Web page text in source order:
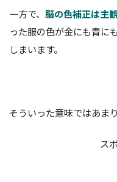
一方で、 脳の色補正は主
った服の色が金にも青に
しまいます。
そういった意味ではあま
ス